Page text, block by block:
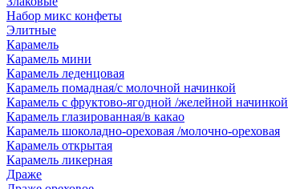
Набор микс конфеты
Элитные
Карамель
Карамель мини
Карамель леденцовая
Карамель помадная/с молочной начинкой
Карамель с фруктово-ягодной /желейной начинкой
Карамель глазированная/в какао
Карамель шоколадно-ореховая /молочно-ореховая
Карамель открытая
Карамель ликерная
Драже